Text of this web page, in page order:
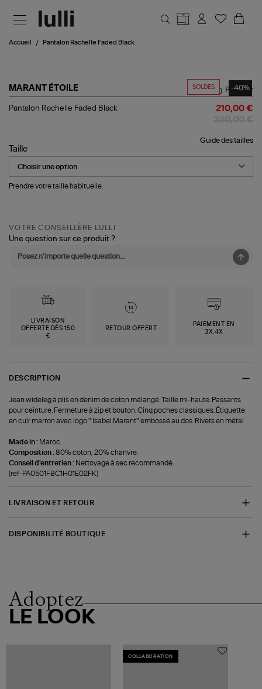
Accueil Pantalon Rachelle Faded Black
SOLDES -40%
MARANT ÉTOILE
Pantalon
Partager
Pantalon Rachelle Faded Black 210,00 €
Guide des tailles
Taille
Prendre votre taille habituelle.
VOTRE CONSEILLÈRE LULLI
Une question sur ce produit ?
LIVRAISON
OFFERTE DÈS 150
€
RETOUR OFFERT
PAIEMENT EN
3X,4X
DESCRIPTION
Jean wideleg à plis en denim de coton mélangé. Taille mi-haute. Passants
pour ceinture. Fermeture à zip et bouton. Cinq poches classiques. Étiquette
en cuir marron avec logo " Isabel Marant" embossé au dos. Rivets en métal
Made in : Maroc.
Composition :80% coton, 20% chanvre.
Conseil d'entretien : Nettoyage à sec recommandé.
(ref-PA0501FBC1H01E02FK)
LIVRAISON ET RETOUR
DISPONIBILITÉ BOUTIQUE
Adoptez
LE LOOK
COLLABORATION